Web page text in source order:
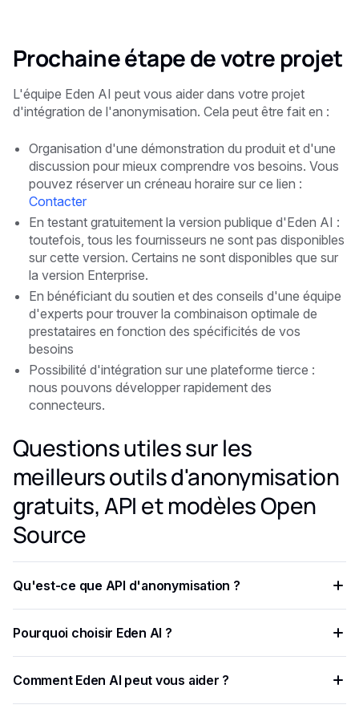
Prochaine étape de votre projet
L'équipe Eden AI peut vous aider dans votre projet
d'intégration de l'anonymisation. Cela peut être fait en :
Organisation d'une démonstration du produit et d'une
discussion pour mieux comprendre vos besoins. Vous
pouvez réserver un créneau horaire sur ce lien :
Contacter
En testant gratuitement la version publique d'Eden AI :
toutefois, tous les fournisseurs ne sont pas disponibles
sur cette version. Certains ne sont disponibles que sur
la version Enterprise.
En bénéficiant du soutien et des conseils d'une équipe
d'experts pour trouver la combinaison optimale de
prestataires en fonction des spécificités de vos
besoins
Possibilité d'intégration sur une plateforme tierce :
nous pouvons développer rapidement des
connecteurs.
Questions utiles sur les
meilleurs outils d'anonymisation
gratuits, API et modèles Open
Source
Qu'est-ce que API d'anonymisation ?
désidentification des images ou dépersonnalisation des
images, est le processus automatisé de suppression des
informations personnelles ou sensibles des images. Son
Pourquoi choisir Eden AI ?
modèles open source, une solution rentable consiste à
utiliser des API. Eden AI facilite l'intégration et la mise en
Comment Eden AI peut vous aider ?